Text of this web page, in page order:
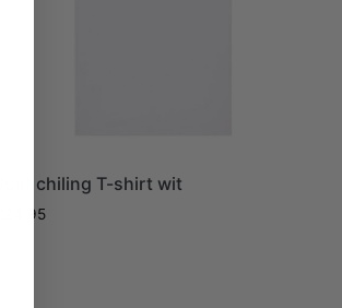
Just chiling T-shirt wit
24,95